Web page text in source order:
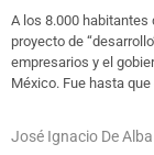
A los 8.000 habitantes
proyecto de
empresarios y el
México. Fue hasta
José Ignacio De Alba